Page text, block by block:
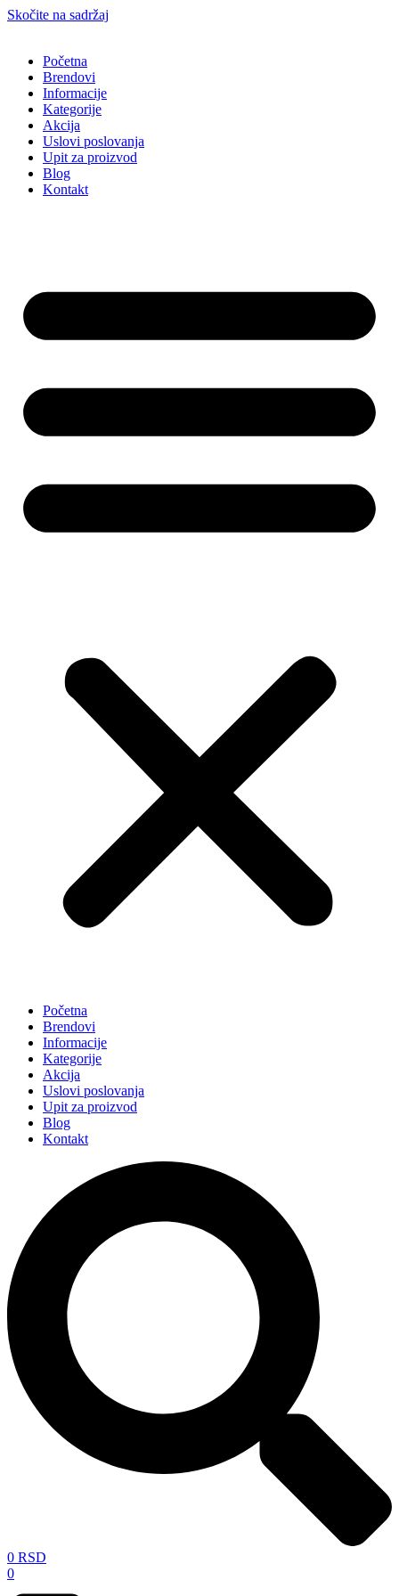
Skočite na sadržaj
Početna
Brendovi
Informacije
Kategorije
Akcija
Uslovi poslovanja
Upit za proizvod
Blog
Kontakt
Početna
Brendovi
Informacije
Kategorije
Akcija
Uslovi poslovanja
Upit za proizvod
Blog
Kontakt
0 RSD
0